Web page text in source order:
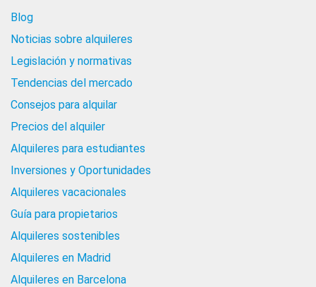
Blog
Noticias sobre alquileres
Legislación y normativas
Tendencias del mercado
Consejos para alquilar
Precios del alquiler
Alquileres para estudiantes
Inversiones y Oportunidades
Alquileres vacacionales
Guía para propietarios
Alquileres sostenibles
Alquileres en Madrid
Alquileres en Barcelona